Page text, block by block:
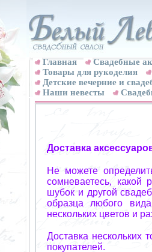
Главная
Свадебные
Товары для рукоделия
Детские вечерние и
Наши невесты
Доставка
Не можете
сомневаетесь, какой
шубок и другой
образца любого
нескольких цветов и
Доставка нескольких
покупателей.